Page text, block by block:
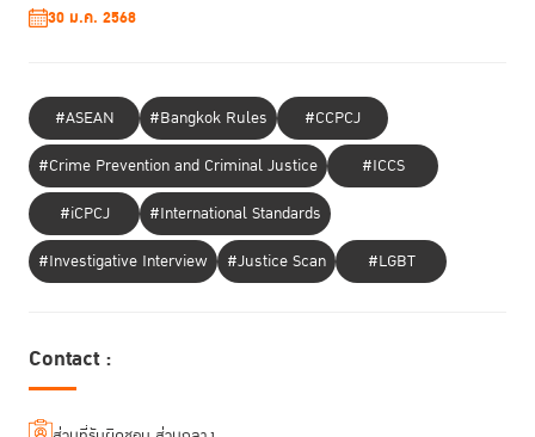
30 ม.ค. 2568
#ASEAN #Bangkok Rules
#CCPCJ
#Crime Prevention and Criminal Justice
#ICCS
#iCPCJ
#International Standards
#Investigative Interview
#Justice Scan #LGBT
Contact :